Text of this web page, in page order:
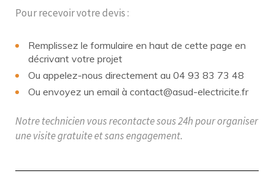
Pour recevoir votre devis :
Remplissez le formulaire en haut de cette page en
décrivant votre projet
Ou appelez-nous directement au 04 93 83 73 48
Ou envoyez un email à contact@asud-electricite.fr
Notre technicien vous recontacte sous 24h pour organiser
une visite gratuite et sans engagement.